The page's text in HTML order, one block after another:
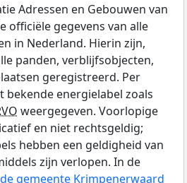
Adressen en Gebouwen van
officiële gegevens van alle
in Nederland. Hierin zijn,
panden, verblijfsobjecten,
geregistreerd. Per
energielabel zoals
weergegeven. Voorlopige
en niet rechtsgeldig;
hebben een geldigheid van
zijn verlopen. In de
gemeente Krimpenerwaard